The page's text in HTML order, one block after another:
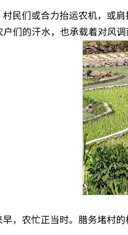
村民们或合力抬运农机，或
们的汗水，也承载着对风调
早，农忙正当时。腊务堵村